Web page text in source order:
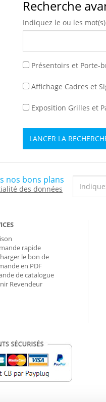
Recherche
Indiquez le ou les
Présentoirs et Porte-
Affichage Cadres et
Exposition Grilles et
LANCER LA
nos bons plans
des données
rapide
le bon de
en PDF
de catalogue
Revendeur